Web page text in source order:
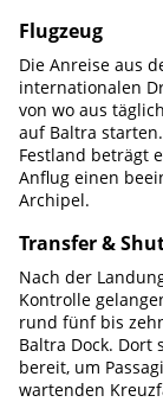
Flugzeug
Die Anreise aus
internationalen
von wo aus
auf Baltra
Festland beträgt
Anflug einen
Archipel.
Transfer &
Nach der
Kontrolle
rund fünf bis
Baltra Dock. Dort
bereit, um
wartenden